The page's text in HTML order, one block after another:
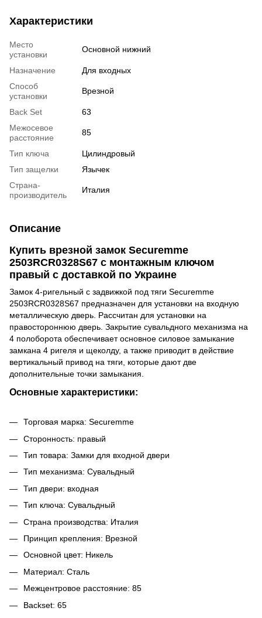
Характеристики
Место
установки
Основной нижний
Назначение
Для входных
Способ
установки
Врезной
Back Set
63
Межосевое
расстояние
85
Тип ключа
Цилиндровый
Тип защелки
Язычек
Страна-
производитель
Италия
Описание
Купить врезной замок Securemme
2503RCR0328S67 с монтажным ключом
правый с доставкой по Украине
Замок 4-ригельный с задвижкой под тяги Securemme
2503RCR0328S67 предназначен для установки на входную
металлическую дверь. Рассчитан для установки на
правостороннюю дверь. Закрытие сувальдного механизма на
4 полоборота обеспечивает основное силовое замыкание
замкана 4 ригеля и щеколду, а также приводит в действие
вертикальный привод на тяги, которые дают две
дополнительные точки замыкания.
Основные характеристики:
Торговая марка: Securemme
Сторонность: правый
Тип товара: Замки для входной двери
Тип механизма: Сувальдный
Тип двери: входная
Тип ключа: Сувальдный
Страна производства: Италия
Принцип крепления: Врезной
Основной цвет: Никель
Материал: Сталь
Межцентровое расстояние: 85
Backset: 65